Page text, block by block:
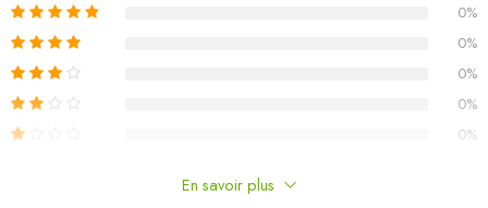
L’assemblage est requis
Capacité de charge maximale (par siège) : 110 kg
La livraison contient :
3 x canapé d’angle
7 x canapé central
0%
0%
0%
0%
0%
En savoir plus